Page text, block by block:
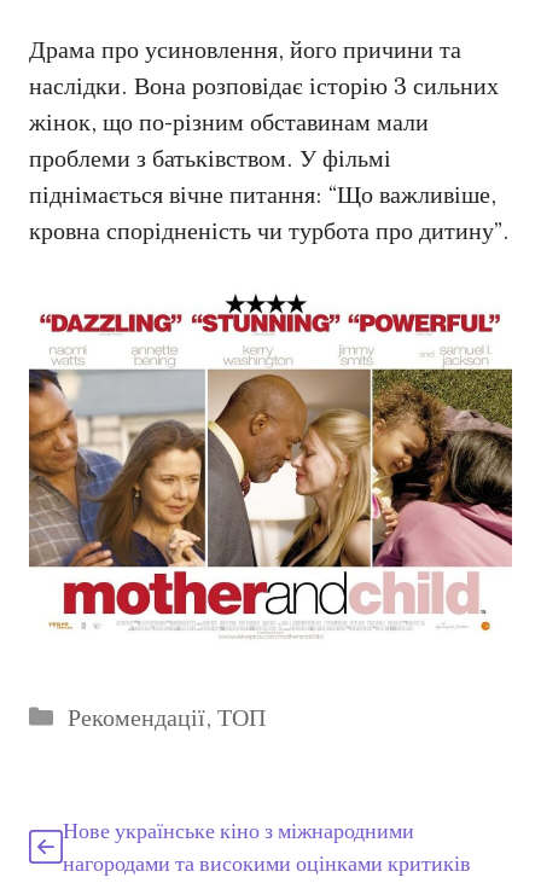
Драма про усиновлення, його причини та
наслідки. Вона розповідає історію 3 сильних
жінок, що по-різним обставинам мали
проблеми з батьківством. У фільмі
піднімається вічне питання: “Що важливіше,
кровна спорідненість чи турбота про дитину”.
Категорії
Рекомендації, ТОП
Нове українське кіно з міжнародними
нагородами та високими оцінками критиків